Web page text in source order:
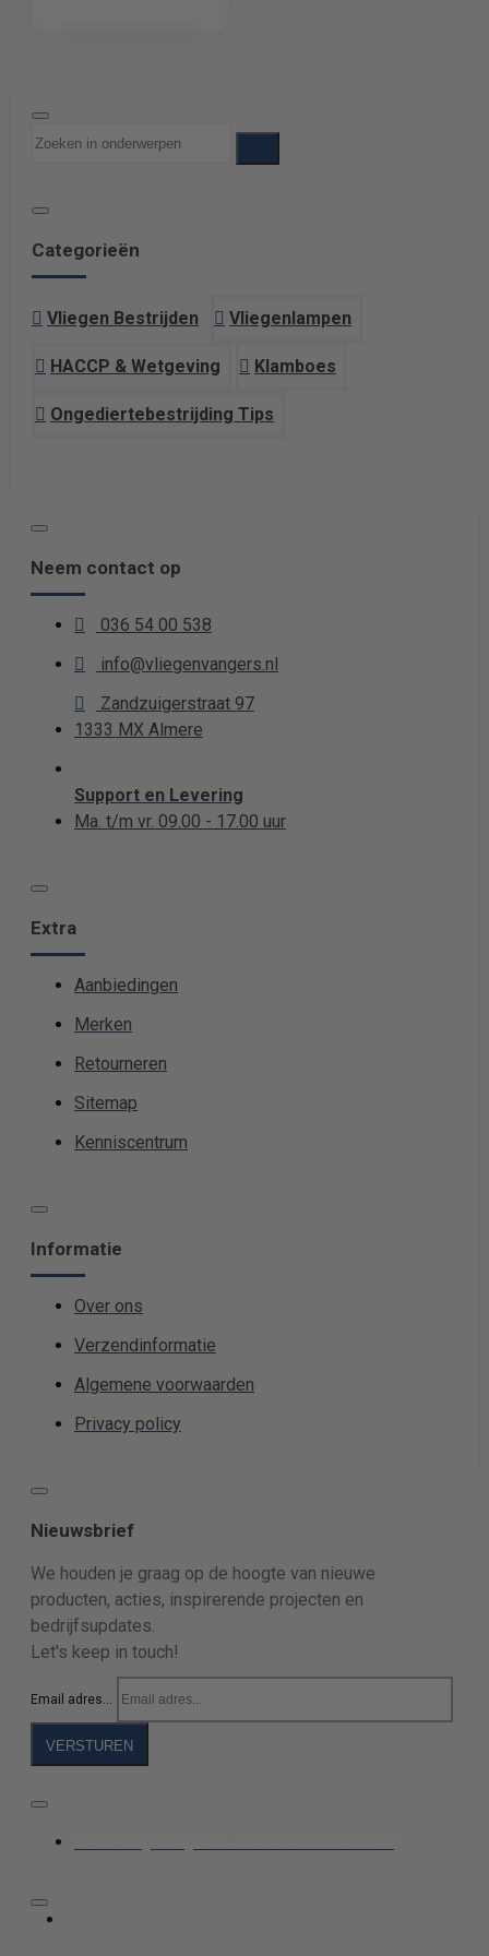
Categorieën
Vliegen Bestrijden Vliegenlampen
HACCP & Wetgeving Klamboes
Ongediertebestrijding Tips
Neem contact op
036 54 00 538
info@vliegenvangers.nl
Zandzuigerstraat 97
1333 MX Almere
Support en Levering
Ma. t/m vr. 09.00 - 17.00 uur
Extra
Aanbiedingen
Merken
Retourneren
Sitemap
Kenniscentrum
Informatie
Over ons
Verzendinformatie
Algemene voorwaarden
Privacy policy
Nieuwsbrief
We houden je graag op de hoogte van nieuwe
producten, acties, inspirerende projecten en
bedrijfsupdates.
Let's keep in touch!
Email adres...
VERSTUREN